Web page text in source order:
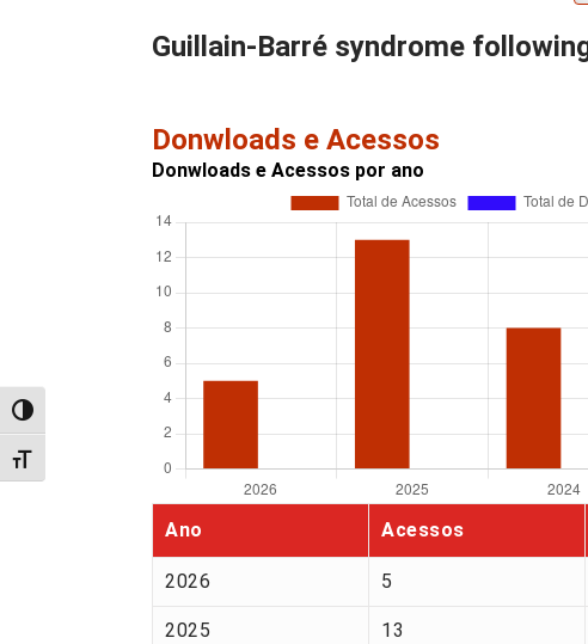
Alternar alto contraste
Alternar tamanho da fonte
Guillain-Barré syndrome
Donwloads e Acessos
Donwloads e Acessos por ano
Ano Acessos
2026 5
2025 13